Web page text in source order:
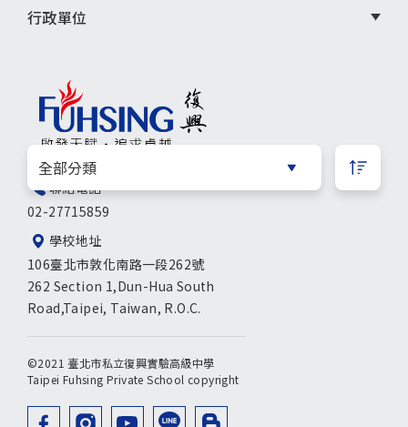
聯絡電話
02-27715859
學校地址
106臺北市敦化南路一段262號
262 Section 1,Dun-Hua South
Road,Taipei, Taiwan, R.O.C.
©2021 臺北市私立復興實驗高級中學
Taipei Fuhsing Private School copyright
行政單位